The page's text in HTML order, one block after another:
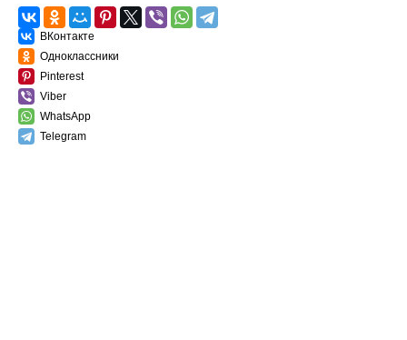
ВКонтакте
Одноклассники
Pinterest
Viber
WhatsApp
Telegram